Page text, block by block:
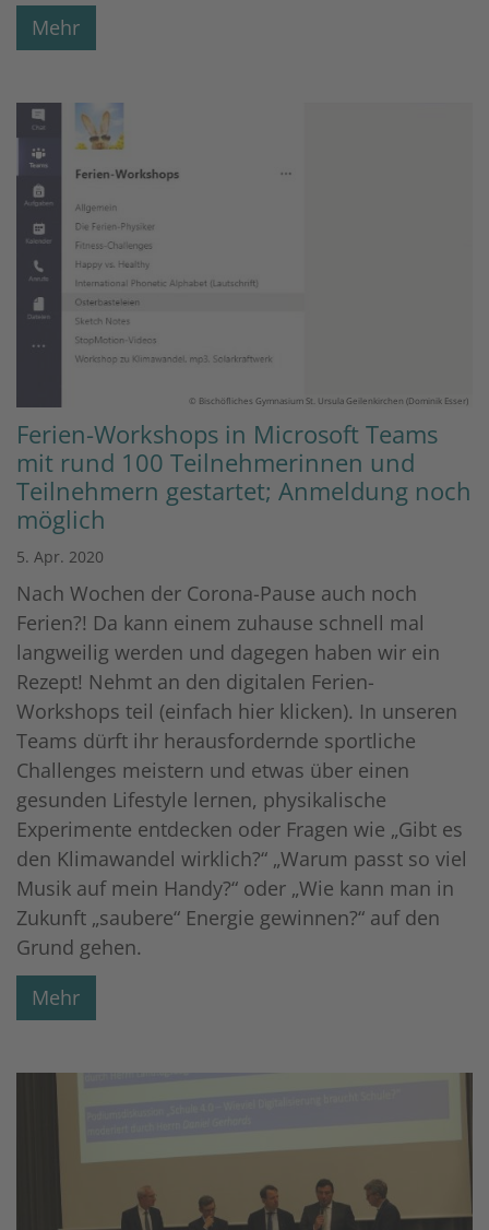
Mehr
© Bischöfliches Gymnasium St. Ursula Geilenkirchen (Dominik Esser)
Ferien-Workshops in Microsoft Teams
mit rund 100 Teilnehmerinnen und
Teilnehmern gestartet; Anmeldung noch
möglich
5. Apr. 2020
Nach Wochen der Corona-Pause auch noch
Ferien?! Da kann einem zuhause schnell mal
langweilig werden und dagegen haben wir ein
Rezept! Nehmt an den digitalen Ferien-
Workshops teil (einfach hier klicken). In unseren
Teams dürft ihr herausfordernde sportliche
Challenges meistern und etwas über einen
gesunden Lifestyle lernen, physikalische
Experimente entdecken oder Fragen wie „Gibt es
den Klimawandel wirklich?“ „Warum passt so viel
Musik auf mein Handy?“ oder „Wie kann man in
Zukunft „saubere“ Energie gewinnen?“ auf den
Grund gehen.
Mehr